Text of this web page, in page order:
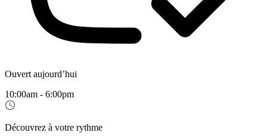
Ouvert aujourd’hui
10:00am - 6:00pm
Découvrez à votre rythme